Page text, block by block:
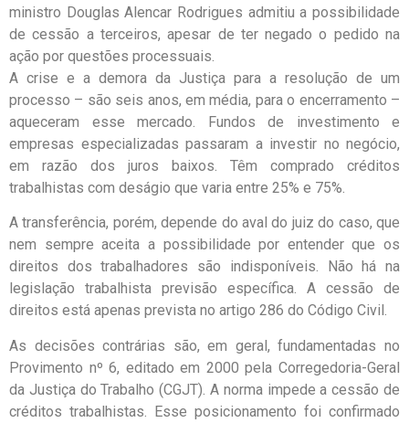
ministro Douglas Alencar Rodrigues admitiu a possibilidade
de cessão a terceiros, apesar de ter negado o pedido na
ação por questões processuais.
A crise e a demora da Justiça para a resolução de um
processo – são seis anos, em média, para o encerramento –
aqueceram esse mercado. Fundos de investimento e
empresas especializadas passaram a investir no negócio,
em razão dos juros baixos. Têm comprado créditos
trabalhistas com deságio que varia entre 25% e 75%.
A transferência, porém, depende do aval do juiz do caso, que
nem sempre aceita a possibilidade por entender que os
direitos dos trabalhadores são indisponíveis. Não há na
legislação trabalhista previsão específica. A cessão de
direitos está apenas prevista no artigo 286 do Código Civil.
As decisões contrárias são, em geral, fundamentadas no
Provimento nº 6, editado em 2000 pela Corregedoria-Geral
da Justiça do Trabalho (CGJT). A norma impede a cessão de
créditos trabalhistas. Esse posicionamento foi confirmado